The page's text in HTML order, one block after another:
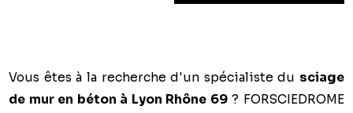
Vous êtes à la recherche d'un spécialiste du sciage
de mur en béton à Lyon Rhône 69? FORSCIEDROME